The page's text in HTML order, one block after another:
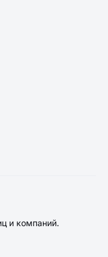
и компаний.